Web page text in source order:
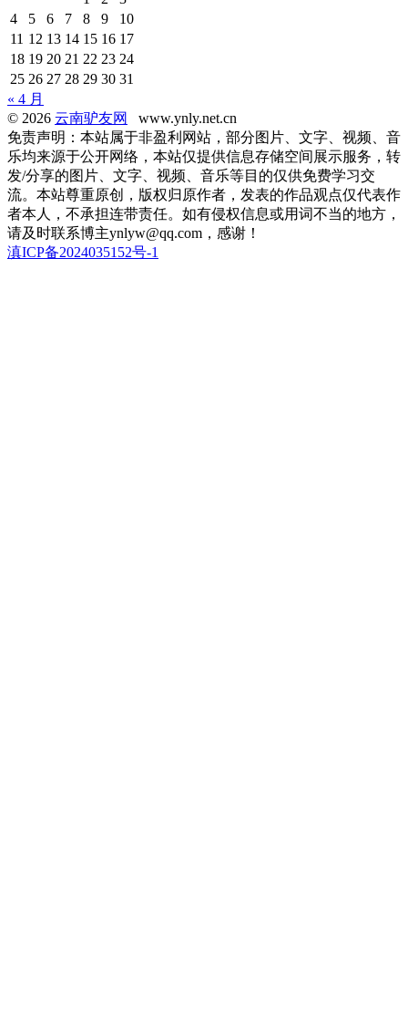
4
5 6 7 8 9
10
11 12 13 14 15 16 17
18 19 20 21 22 23 24
25 26 27 28 29 30 31
« 4 月
© 2026 云南驴友网
www.ynly.net.cn
免责声明：本站属于非盈利网站，部分图片、文字、视频、音
乐均来源于公开网络，本站仅提供信息存储空间展示服务，转
发/分享的图片、文字、视频、音乐等目的仅供免费学习交
流。本站尊重原创，版权归原作者，发表的作品观点仅代表作
者本人，不承担连带责任。如有侵权信息或用词不当的地方，
请及时联系博主ynlyw@qq.com，感谢！
滇ICP备2024035152号-1